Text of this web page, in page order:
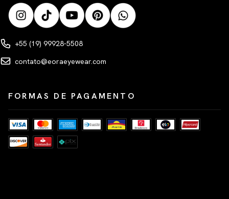
+55 (19) 99928-5508
contato@eoraeyewear.com
FORMAS DE PAGAMENTO